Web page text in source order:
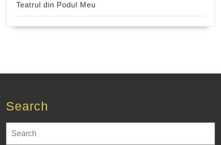
Teatrul din Podul Meu
Search
for: